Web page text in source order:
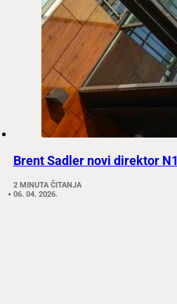
Brent Sadler novi direktor N1
2 MINUTA ČITANJA
06. 04. 2026.